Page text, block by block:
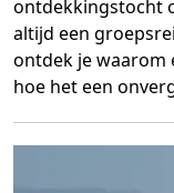
ontdekkingstocht
altijd een
ontdek je waarom
hoe het een